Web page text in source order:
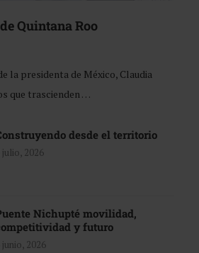
Quintana Roo
la presidenta de México, Claudia
que trascienden …
desde el territorio
julio, 2026
Nichupté movilidad,
y futuro
junio, 2026